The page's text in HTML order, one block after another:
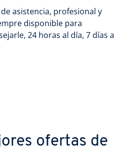
asistencia, profesional y
disponible para
24 horas al día, 7 días a
ofertas de